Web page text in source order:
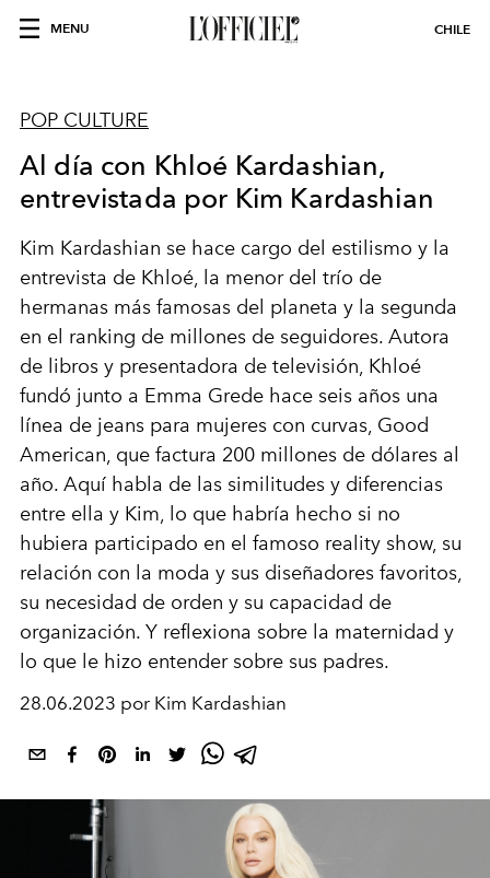
MENU CHILE
POP CULTURE
Al día con Khloé Kardashian,
entrevistada por Kim Kardashian
Kim Kardashian se hace cargo del estilismo y la
entrevista de Khloé, la menor del trío de
hermanas más famosas del planeta y la segunda
en el ranking de millones de seguidores. Autora
de libros y presentadora de televisión, Khloé
fundó junto a Emma Grede hace seis años una
línea de jeans para mujeres con curvas, Good
American, que factura 200 millones de dólares al
año. Aquí habla de las similitudes y diferencias
entre ella y Kim, lo que habría hecho si no
hubiera participado en el famoso reality show, su
relación con la moda y sus diseñadores favoritos,
su necesidad de orden y su capacidad de
organización. Y reflexiona sobre la maternidad y
lo que le hizo entender sobre sus padres.
28.06.2023 por Kim Kardashian